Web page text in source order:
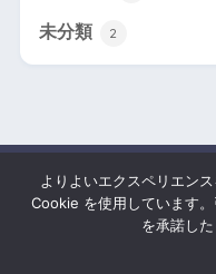
未分類 2
お問い合わせ
© 2026
よりよいエクスペリエン
Cookie を使用しています
を承諾した